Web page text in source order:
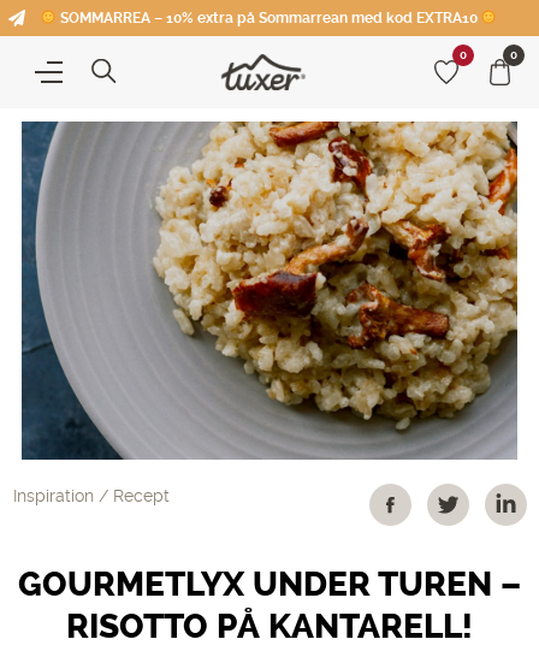
SOMMARREA – 10% extra på Sommarrean med kod EXTRA10
0 0
Inspiration Recept
GOURMETLYX UNDER TUREN –
RISOTTO PÅ KANTARELL!